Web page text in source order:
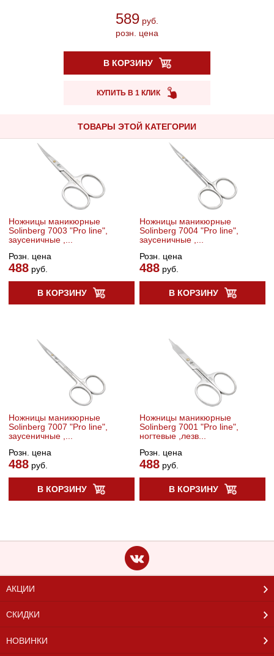
589 руб.
розн. цена
В КОРЗИНУ
КУПИТЬ В 1 КЛИК
ТОВАРЫ ЭТОЙ КАТЕГОРИИ
Ножницы маникюрные
Solinberg 7003 "Pro line",
заусеничные ,...
Розн. цена
488руб.
В КОРЗИНУ
Ножницы маникюрные
Solinberg 7004 "Pro line",
заусеничные ,...
Розн. цена
488 руб.
В КОРЗИНУ
Ножницы маникюрные
Solinberg 7007 "Pro line",
заусеничные ,...
Розн. цена
488руб.
В КОРЗИНУ
Ножницы маникюрные
Solinberg 7001 "Pro line",
ногтевые ,лезв...
Розн. цена
488 руб.
В КОРЗИНУ
АКЦИИ
СКИДКИ
НОВИНКИ